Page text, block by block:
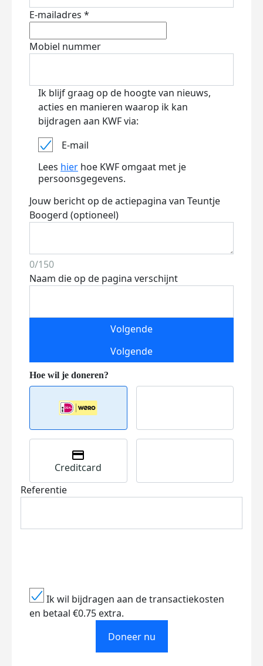
E-mailadres *
Mobiel nummer
Ik blijf graag op de hoogte van nieuws,
acties en manieren waarop ik kan
bijdragen aan KWF via:
E-mail
Lees hier hoe KWF omgaat met je
persoonsgegevens.
Jouw bericht op de actiepagina van Teuntje
Boogerd (optioneel)
0/150
Naam die op de pagina verschijnt
Volgende
Volgende
Creditcard
Referentie
Ik wil bijdragen aan de transactiekosten
en betaal €0.75 extra.
Doneer nu